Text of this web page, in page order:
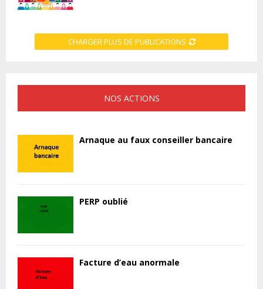
CHARGER PLUS DE PUBLICATIONS
NOS ACTIONS
Arnaque au faux conseiller bancaire
PERP oublié
Facture d’eau anormale